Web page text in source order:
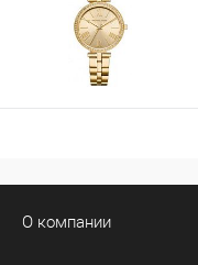
О компании